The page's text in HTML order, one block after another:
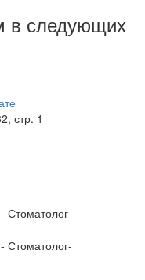
в следующих
стр. 1
Стоматолог
Стоматолог-